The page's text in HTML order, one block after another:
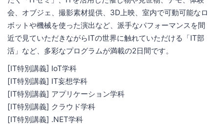
会、オブジェ、撮影素材提供、3D上映、室内で可動可能なロ
ボットや機械を使った演出など、派手なパフォーマンスを間
近で見ていただきながらITの世界に触れていただける「IT部
活」など、多彩なプログラムが満載の2日間です。
[IT特別講義] IoT学科
[IT特別講義] IT妄想学科
[IT特別講義] アプリケーション学科
[IT特別講義] クラウド学科
[IT特別講義] .NET学科